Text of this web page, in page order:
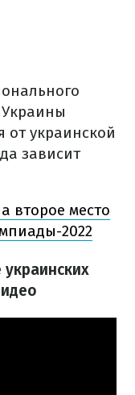
от украинской
зависит
второе место
2022